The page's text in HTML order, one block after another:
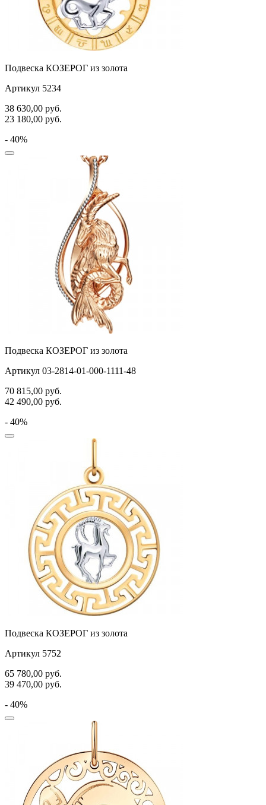
Подвеска КОЗЕРОГ из золота
Артикул 5234
38 630,00 руб.
23 180,00 руб.
- 40%
Подвеска КОЗЕРОГ из золота
Артикул 03-2814-01-000-1111-48
70 815,00 руб.
42 490,00 руб.
- 40%
Подвеска КОЗЕРОГ из золота
Артикул 5752
65 780,00 руб.
39 470,00 руб.
- 40%